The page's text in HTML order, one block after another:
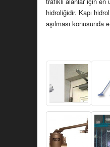
hidroliğidir. Kapı
aşılması konusunda